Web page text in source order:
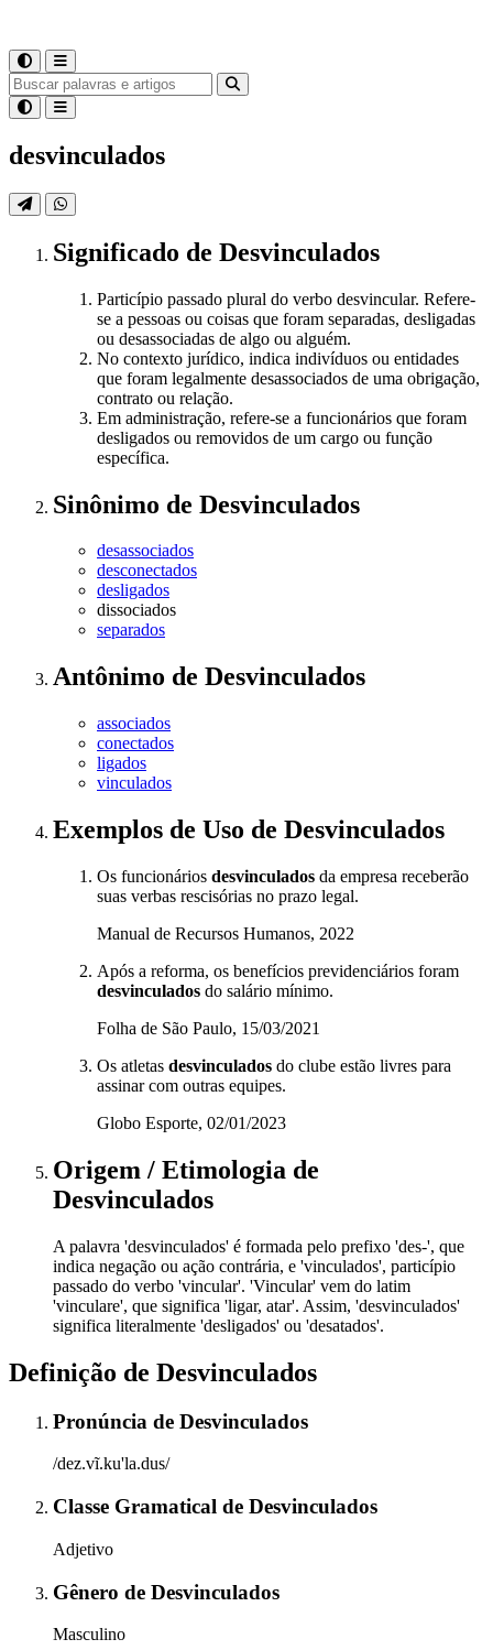
desvinculados
Significado de Desvinculados
Particípio passado plural do verbo desvincular. Refere-
se a pessoas ou coisas que foram separadas, desligadas
ou desassociadas de algo ou alguém.
No contexto jurídico, indica indivíduos ou entidades
que foram legalmente desassociados de uma obrigação,
contrato ou relação.
Em administração, refere-se a funcionários que foram
desligados ou removidos de um cargo ou função
específica.
Sinônimo de Desvinculados
desassociados
desconectados
desligados
dissociados
separados
Antônimo de Desvinculados
associados
conectados
ligados
vinculados
Exemplos de Uso de Desvinculados
Os funcionários desvinculados da empresa receberão
suas verbas rescisórias no prazo legal.
Manual de Recursos Humanos, 2022
Após a reforma, os benefícios previdenciários foram
desvinculados do salário mínimo.
Folha de São Paulo, 15/03/2021
Os atletas desvinculados do clube estão livres para
assinar com outras equipes.
Globo Esporte, 02/01/2023
Origem / Etimologia de
Desvinculados
A palavra 'desvinculados' é formada pelo prefixo 'des-', que
indica negação ou ação contrária, e 'vinculados', particípio
passado do verbo 'vincular'. 'Vincular' vem do latim
'vinculare', que significa 'ligar, atar'. Assim, 'desvinculados'
significa literalmente 'desligados' ou 'desatados'.
Definição de Desvinculados
Pronúncia de Desvinculados
/dez.vĩ.ku'la.dus/
Classe Gramatical de Desvinculados
Adjetivo
Gênero de Desvinculados
Masculino